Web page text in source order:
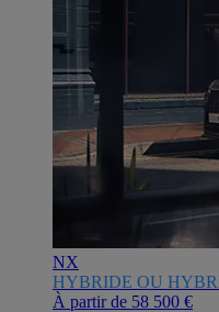
NX
HYBRIDE OU
À partir de 58 500 €